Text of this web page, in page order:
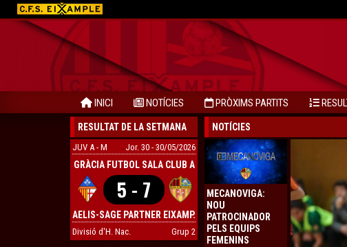
INICI NOTÍCIES PRÒXIMS PARTITS
RESULTAT DE LA SETMANA
JUV A - M Jor. 30 - 30/05/2026
GRÀCIA FUTBOL SALA CLUB A
5 - 7
AELIS-SAGE PARTNER EIXAMP.
Divisió d'H. Nac. Grup 2
NOTÍCIES
MECANOVIGA:
NOU
PATROCINADOR
PELS EQUIPS
FEMENINS